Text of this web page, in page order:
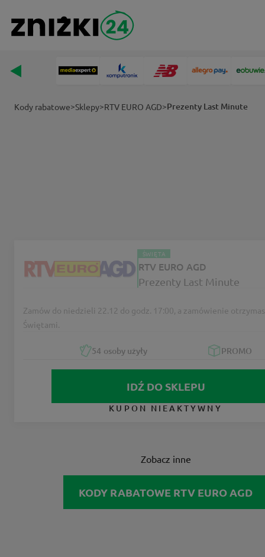
Kody rabatowe>Sklepy>RTV EURO AGD>Prezenty Last Minute
ŚWIĘTA
RTV EURO AGD
Prezenty Last Minute
54 osoby użyły PROMO
IDŹ DO SKLEPU
KUPON NIEAKTYWNY
Zamów do niedzieli 22.12 do godz. 17:00, a zamówienie
Świętami.
Zobacz inne
KODY RABATOWE RTV EURO AGD